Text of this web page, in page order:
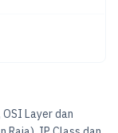
Layer dan